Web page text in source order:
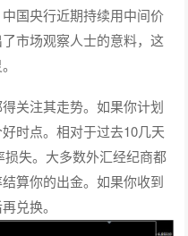
国央行近期持续用中间价
市场观察人士的意料，这
关注其走势。如果你计划
时点。相对于过去10几天
失。大多数外汇经纪商都
算你的出金。如果你收到
兑换。